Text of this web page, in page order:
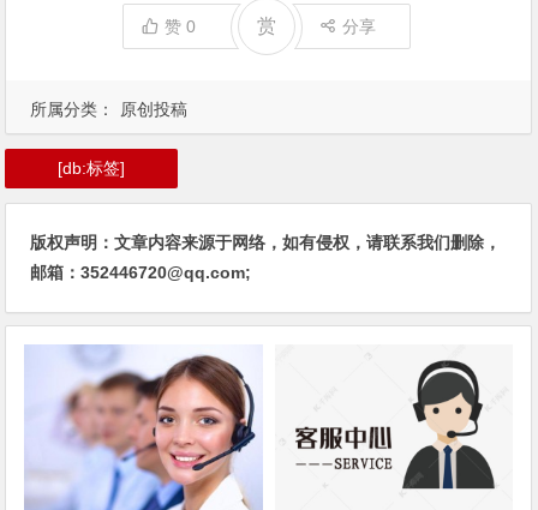
所属分类： 原创投稿
赞0 赏 分享
[db:标签]
版权声明：文章内容来源于网络，如有侵权，请联系我们删除，
邮箱：352446720@qq.com;